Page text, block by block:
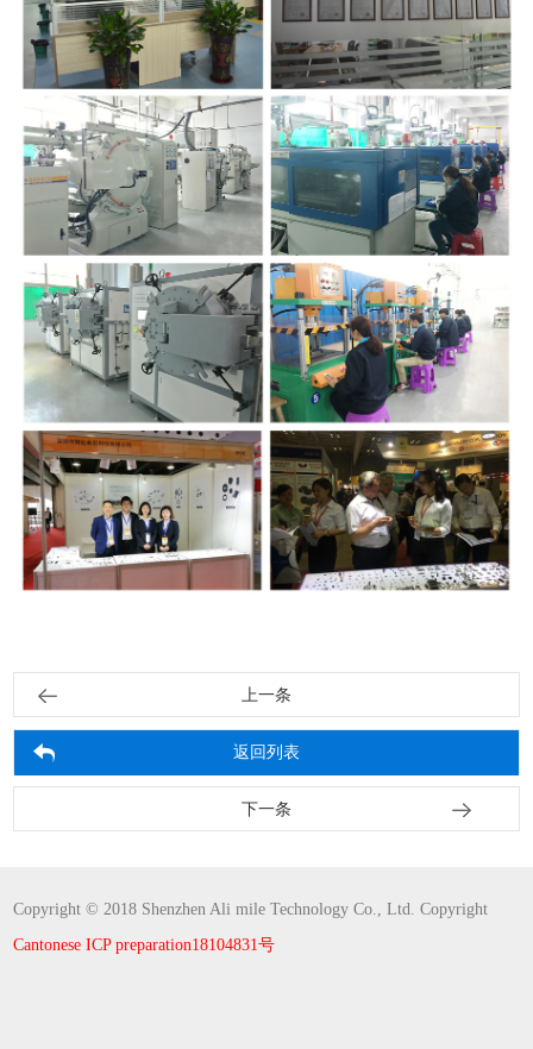
上一条
返回列表
下一条
Copyright © 2018 Shenzhen Ali mile Technology Co., Ltd. Copyright
Cantonese ICP preparation18104831号